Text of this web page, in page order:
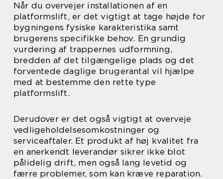
Når du overvejer installationen af en
platformslift, er det vigtigt at tage højde for
bygningens fysiske karakteristika samt
brugerens specifikke behov. En grundig
vurdering af trappernes udformning,
bredden af det tilgængelige plads og det
forventede daglige brugerantal vil hjælpe
med at bestemme den rette type
platformslift.
Derudover er det også vigtigt at overveje
vedligeholdelsesomkostninger og
serviceaftaler. Et produkt af høj kvalitet fra
en anerkendt leverandør sikrer ikke blot
pålidelig drift, men også lang levetid og
færre problemer, som kan kræve reparation.